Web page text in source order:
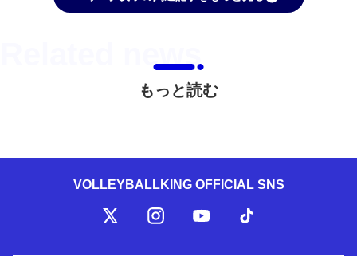
もっと読む
VOLLEYBALLKING OFFICIAL SNS